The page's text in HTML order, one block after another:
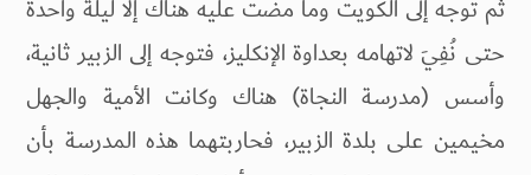
ثم توجه إلى الكويت وما مضت عليه هناك إلا ليلة واحدة
حتى نُفِيَ لاتهامه بعداوة الإنكليز، فتوجه إلى الزبير ثانية،
وأسس (مدرسة النجاة) هناك وكانت الأمية والجهل
مخيمين على بلدة الزبير، فحاربتهما هذه المدرسة بأن